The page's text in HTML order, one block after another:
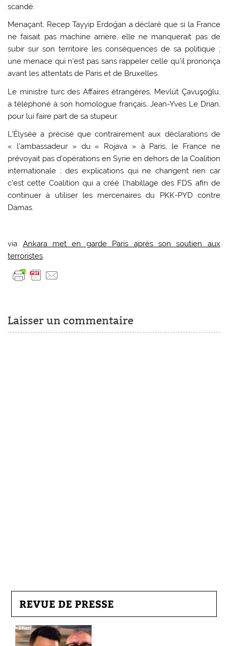
scandé.
Menaçant, Recep Tayyip Erdoğan a déclaré que si la France
ne faisait pas machine arrière, elle ne manquerait pas de
subir sur son territoire les conséquences de sa politique ;
une menace qui n’est pas sans rappeler celle qu’il prononça
avant les attentats de Paris et de Bruxelles.
Le ministre turc des Affaires étrangères, Mevlüt Çavuşoğlu,
a téléphoné à son homologue français, Jean-Yves Le Drian,
pour lui faire part de sa stupeur.
L’Élysée a précisé que contrairement aux déclarations de
« l’ambassadeur » du « Rojava » à Paris, le France ne
prévoyait pas d’opérations en Syrie en dehors de la Coalition
internationale ; des explications qui ne changent rien car
c’est cette Coalition qui a créé l’habillage des FDS afin de
continuer à utiliser les mercenaires du PKK-PYD contre
Damas.
via Ankara met en garde Paris après son soutien aux
terroristes
Laisser un commentaire
REVUE DE PRESSE